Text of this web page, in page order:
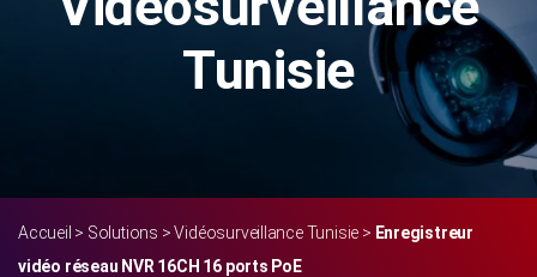
Tunisie
Accueil > Solutions >Vidéosurveillance Tunisie > Enregistreur
vidéo réseau NVR 16CH 16 ports PoE